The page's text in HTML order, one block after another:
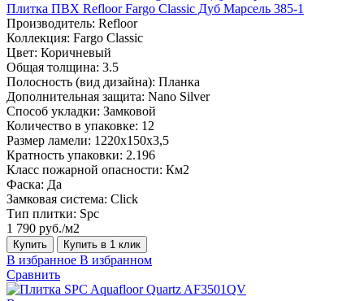
Плитка ПВХ Refloor Fargo Classic Дуб Марсель 385-1
Производитель: Refloor
Коллекция: Fargo Classic
Цвет: Коричневый
Общая толщина: 3.5
Полосность (вид дизайна): Планка
Дополнительная защита: Nano Silver
Способ укладки: Замковой
Количество в упаковке: 12
Размер ламели: 1220х150х3,5
Кратность упаковки: 2.196
Класс пожарной опасности: Км2
Фаска: Да
Замковая система: Click
Тип плитки: Spc
1 790 руб./м2
Купить Купить в 1 клик
В избранное В избранном
Сравнить